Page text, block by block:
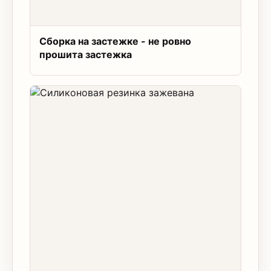
Сборка на застежке - не ровно
прошита застежка